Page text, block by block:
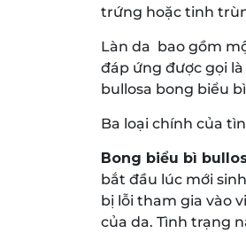
trứng hoặc tinh
Làn da bao gồm
đáp ứng được gọi
bullosa bong biểu
Ba loại chính của
Bong biểu bì
bắt đầu lúc mới
bị lỗi tham gia vào
của da. Tình trạng